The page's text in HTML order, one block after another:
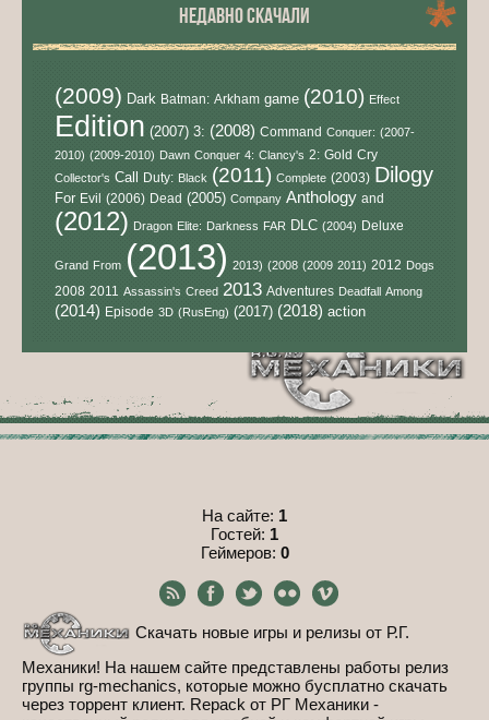
НЕДАВНО СКАЧАЛИ
(2009) Dark Batman: Arkham game (2010) Effect
Edition (2007) 3: (2008) Command Conquer: (2007-
2010) (2009-2010) Dawn Conquer 4: Clancy's 2: Gold Cry
Collector's Call Duty: Black (2011) Complete (2003) Dilogy
For Evil (2006) Dead (2005) Company Anthology and
(2012) Dragon Elite: Darkness FAR DLC (2004) Deluxe
Grand From (2013) 2013) (2008 (2009 2011) 2012 Dogs
2008 2011 Assassin's Creed 2013 Adventures Deadfall Among
(2014) Episode 3D (RusEng) (2017) (2018) action
На сайте: 1
Гостей: 1
Геймеров: 0
Скачать новые игры и релизы от Р.Г.
Механики! На нашем сайте представлены работы релиз
группы rg-mechanics, которые можно бусплатно скачать
через торрент клиент. Repack от РГ Механики -